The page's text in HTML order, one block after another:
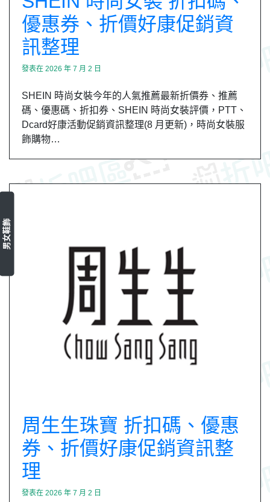
優惠券、折價好康促銷資
訊整理
發表在 2026 年 7 月 2 日
SHEIN 時尚女裝今年的人氣推薦最新折價券、推薦
碼、優惠碼、折扣券、SHEIN 時尚女裝評價，PTT、
Dcard好康活動促銷資訊整理(8 月更新)，時尚女裝服
飾購物…
男女鞋飾
周生生珠寶 折扣碼、優惠
券、折價好康促銷資訊整
理
發表在 2026 年 7 月 2 日